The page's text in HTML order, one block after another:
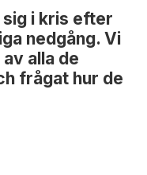
i kris efter
nedgång. Vi
alla de
frågat hur de